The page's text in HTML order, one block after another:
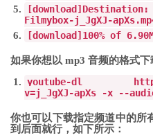
[download ] Destination:
Filmybox-j_JgXJ-apXs.
[download ] 100%of
如果你想以 mp3 音频的格式下
youtube-dl
v=j_JgXJ-apXs -x --
你也可以下载指定频道中的所
到后面就行，如下所示：